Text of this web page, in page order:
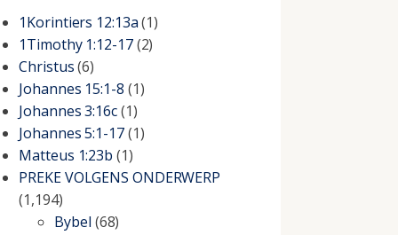
1Korintiers 12:13a(1)
1Timothy 1:12-17(2)
Christus(6)
Johannes 15:1-8 (1)
Johannes 3:16c(1)
Johannes 5:1-17(1)
Matteus 1:23b (1)
PREKE VOLGENS ONDERWERP
(1,194)
Bybel (68)